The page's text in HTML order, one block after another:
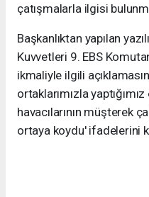
çatışmalarla ilgisi
Başkanlıktan yapılan
Kuvvetleri 9. EBS
ikmaliyle ilgili
ortaklarımızla
havacılarının müşterek
ortaya koydu' ifadelerini